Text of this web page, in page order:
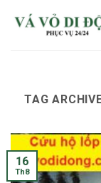
TAG
16
Th8